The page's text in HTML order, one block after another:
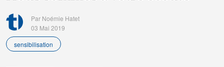
Par Noémie Hatet
03 Mai 2019
sensibilisation